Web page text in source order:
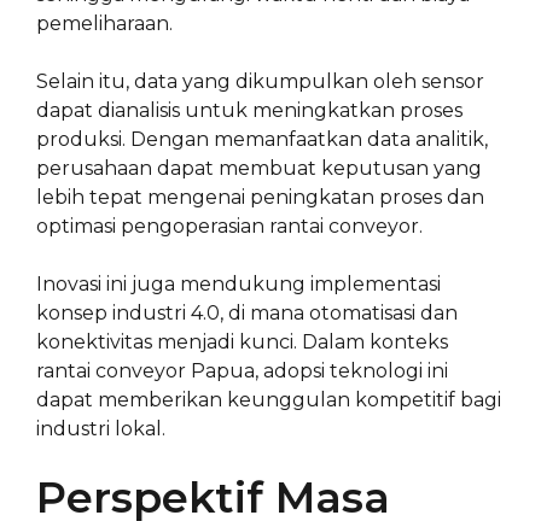
pemeliharaan.
Selain itu, data yang dikumpulkan oleh sensor
dapat dianalisis untuk meningkatkan proses
produksi. Dengan memanfaatkan data analitik,
perusahaan dapat membuat keputusan yang
lebih tepat mengenai peningkatan proses dan
optimasi pengoperasian rantai conveyor.
Inovasi ini juga mendukung implementasi
konsep industri 4.0, di mana otomatisasi dan
konektivitas menjadi kunci. Dalam konteks
rantai conveyor Papua, adopsi teknologi ini
dapat memberikan keunggulan kompetitif bagi
industri lokal.
Perspektif Masa